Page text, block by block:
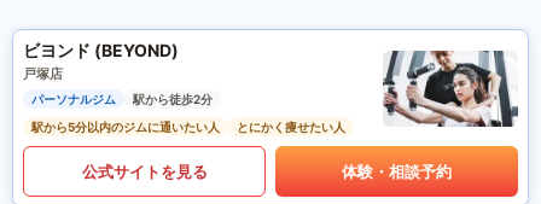
ビヨンド (BEYOND)
戸塚店
パーソナルジム
駅から徒歩2分
駅から5分以内のジムに通いたい人
とにかく痩せたい人
公式サイトを見る 体験・相談予約